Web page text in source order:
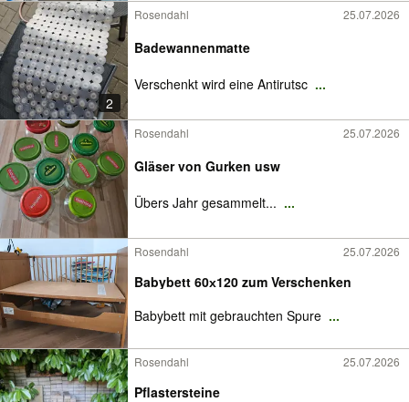
2
Rosendahl 25.07.2026
Badewannenmatte
Verschenkt wird eine Antirutsc ...
Rosendahl 25.07.2026
Gläser von Gurken usw
Übers Jahr gesammelt... ...
Rosendahl 25.07.2026
Babybett 60х120 zum Verschenken
Babybett mit gebrauchten Spure ...
Rosendahl 25.07.2026
Pflastersteine